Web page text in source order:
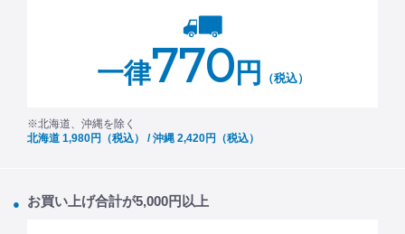
一律770 円 （税込）
※北海道、沖縄を除く
北海道 1,980円（税込） / 沖縄 2,420円（税込）
お買い上げ合計が5,000円以上